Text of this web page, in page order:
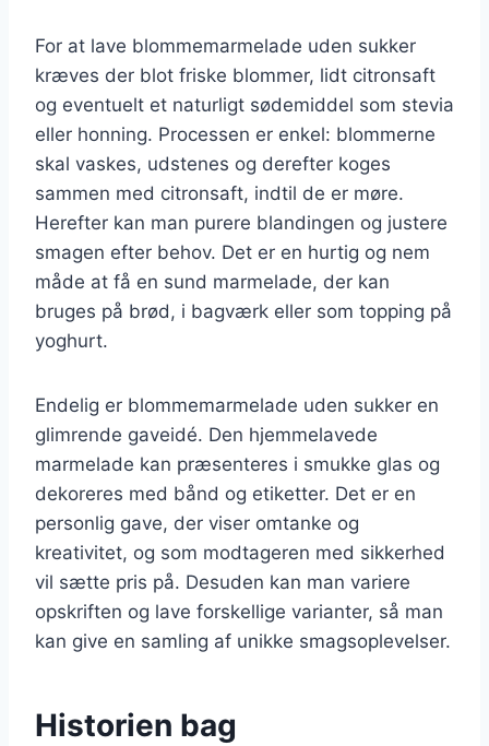
For at lave blommemarmelade uden sukker
kræves der blot friske blommer, lidt citronsaft
og eventuelt et naturligt sødemiddel som stevia
eller honning. Processen er enkel: blommerne
skal vaskes, udstenes og derefter koges
sammen med citronsaft, indtil de er møre.
Herefter kan man purere blandingen og justere
smagen efter behov. Det er en hurtig og nem
måde at få en sund marmelade, der kan
bruges på brød, i bagværk eller som topping på
yoghurt.
Endelig er blommemarmelade uden sukker en
glimrende gaveidé. Den hjemmelavede
marmelade kan præsenteres i smukke glas og
dekoreres med bånd og etiketter. Det er en
personlig gave, der viser omtanke og
kreativitet, og som modtageren med sikkerhed
vil sætte pris på. Desuden kan man variere
opskriften og lave forskellige varianter, så man
kan give en samling af unikke smagsoplevelser.
Historien bag